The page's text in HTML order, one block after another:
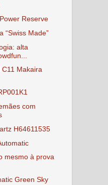
Reserve
“Swiss Made”
alta
Makaira
com
H64611535
mesmo à prova
Green Sky